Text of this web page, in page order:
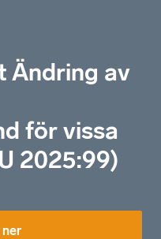
Ändring av
för vissa
2025:99)